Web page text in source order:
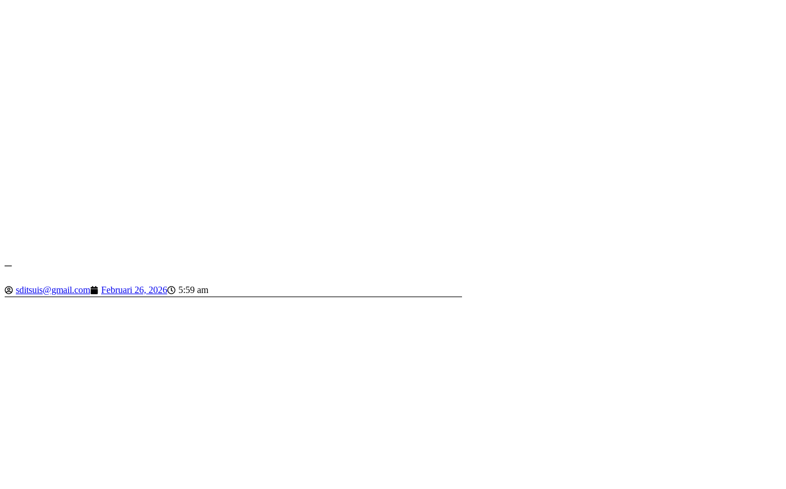
–
sditsuis@gmail.com Februari 26, 2026 5:59 am